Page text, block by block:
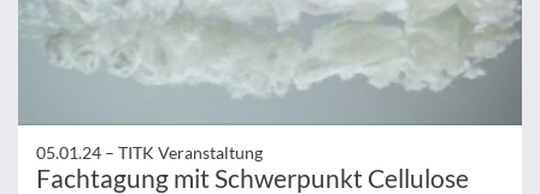
05.01.24 – TITK Veranstaltung
Fachtagung mit Schwerpunkt Cellulose